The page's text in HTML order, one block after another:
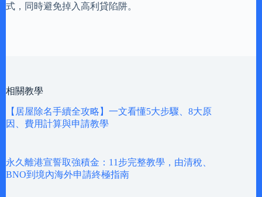
式，同時避免掉入高利貸陷阱。
相關教學
【居屋除名手續全攻略】一文看懂5大步驟、8大原
因、費用計算與申請教學
永久離港宣誓取強積金：11步完整教學，由清稅、
BNO到境內海外申請終極指南